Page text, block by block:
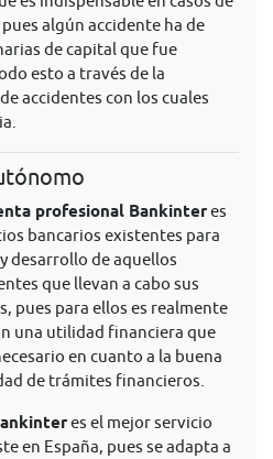
algún accidente ha de
de capital que fue
esto a través de la
accidentes con los cuales
profesional Bankinteres
bancarios existentes para
desarrollo de aquellos
que llevan a cabo sus
pues para ellos es realmente
una utilidad financiera que
en cuanto a la buena
de trámites financieros.
es el mejor servicio
en España, pues se adapta a